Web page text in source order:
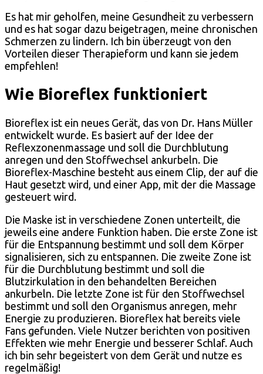
Es hat mir geholfen, meine Gesundheit zu verbessern
und es hat sogar dazu beigetragen, meine chronischen
Schmerzen zu lindern. Ich bin überzeugt von den
Vorteilen dieser Therapieform und kann sie jedem
empfehlen!
Wie Bioreflex funktioniert
Bioreflex ist ein neues Gerät, das von Dr. Hans Müller
entwickelt wurde. Es basiert auf der Idee der
Reflexzonenmassage und soll die Durchblutung
anregen und den Stoffwechsel ankurbeln. Die
Bioreflex-Maschine besteht aus einem Clip, der auf die
Haut gesetzt wird, und einer App, mit der die Massage
gesteuert wird.
Die Maske ist in verschiedene Zonen unterteilt, die
jeweils eine andere Funktion haben. Die erste Zone ist
für die Entspannung bestimmt und soll dem Körper
signalisieren, sich zu entspannen. Die zweite Zone ist
für die Durchblutung bestimmt und soll die
Blutzirkulation in den behandelten Bereichen
ankurbeln. Die letzte Zone ist für den Stoffwechsel
bestimmt und soll den Organismus anregen, mehr
Energie zu produzieren. Bioreflex hat bereits viele
Fans gefunden. Viele Nutzer berichten von positiven
Effekten wie mehr Energie und besserer Schlaf. Auch
ich bin sehr begeistert von dem Gerät und nutze es
regelmäßig!